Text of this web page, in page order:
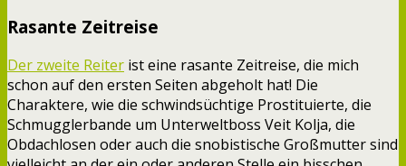
Rasante Zeitreise
Der zweite Reiter ist eine rasante Zeitreise, die mich
schon auf den ersten Seiten abgeholt hat! Die
Charaktere, wie die schwindsüchtige Prostituierte, die
Schmugglerbande um Unterweltboss Veit Kolja, die
Obdachlosen oder auch die snobistische Großmutter sind